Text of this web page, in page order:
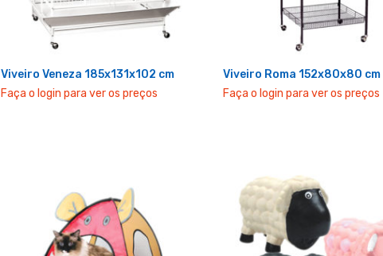
Viveiro Veneza 185x131x102 cm
Faça o login para ver os preços
Viveiro Roma 152x80x80 cm
Faça o login para ver os preços